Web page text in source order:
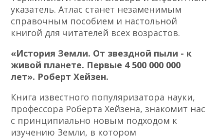
указатель. Атлас станет незаменимым
справочным пособием и настольной
книгой для читателей всех возрастов.
«История Земли. От звездной пыли - к
живой планете. Первые 4 500 000 000
лет». Роберт Хейзен.
Книга известного популяризатора науки,
профессора Роберта Хейзена, знакомит нас
с принципиально новым подходом к
изучению Земли, в котором